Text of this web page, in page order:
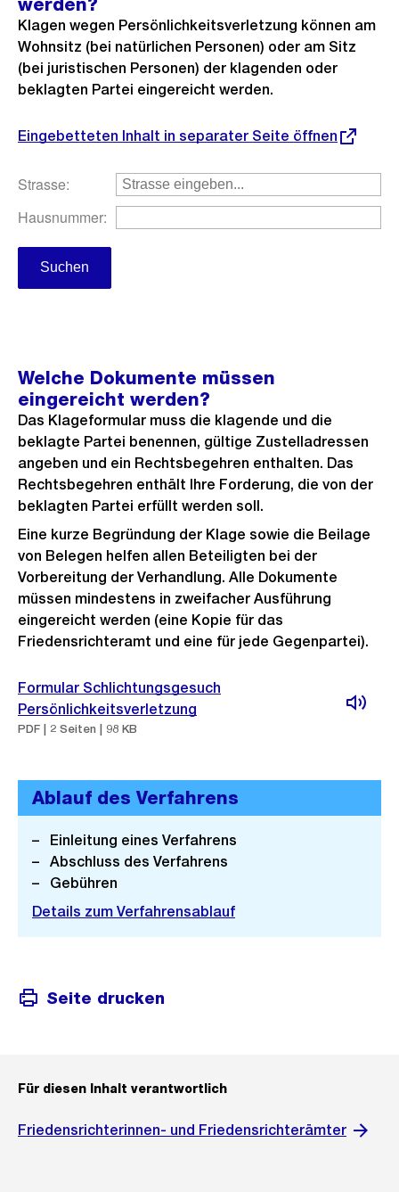
werden?
Klagen wegen Persönlichkeitsverletzung können am
Wohnsitz (bei natürlichen Personen) oder am Sitz
(bei juristischen Personen) der klagenden oder
beklagten Partei eingereicht werden.
Eingebetteten Inhalt in separater Seite öffnen
Welche Dokumente müssen
eingereicht werden?
Das Klageformular muss die klagende und die
beklagte Partei benennen, gültige Zustelladressen
angeben und ein Rechtsbegehren enthalten. Das
Rechtsbegehren enthält Ihre Forderung, die von der
beklagten Partei erfüllt werden soll.
Eine kurze Begründung der Klage sowie die Beilage
von Belegen helfen allen Beteiligten bei der
Vorbereitung der Verhandlung. Alle Dokumente
müssen mindestens in zweifacher Ausführung
eingereicht werden (eine Kopie für das
Friedensrichteramt und eine für jede Gegenpartei).
Formular Schlichtungsgesuch
Persönlichkeitsverletzung
PDF | 2 Seiten | 98 KB
Ablauf des Verfahrens
Einleitung eines Verfahrens
Abschluss des Verfahrens
Gebühren
Details zum Verfahrensablauf
Seite drucken
Für diesen Inhalt verantwortlich
Friedensrichterinnen- und Friedensrichterämter